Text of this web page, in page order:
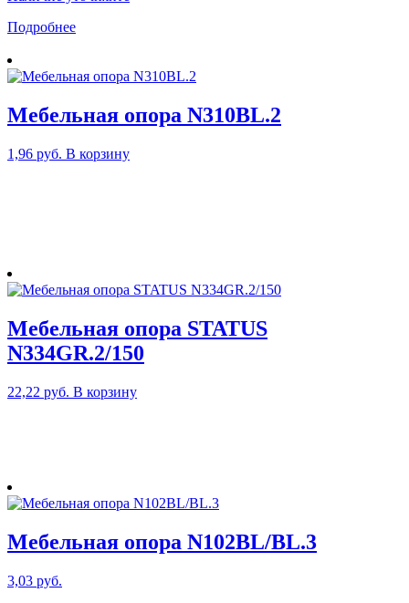
Подробнее
Мебельная опора N310BL.2
1,96 руб. В корзину
Мебельная опора STATUS
N334GR.2/150
22,22 руб. В корзину
Мебельная опора N102BL/BL.3
3,03 руб.